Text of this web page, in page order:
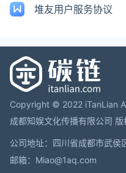
堆友用户服务协议
Copyright © 2022 iTanLian
成都知娱文化传播有限公司 版
公司地址：四川省成都市武侯
邮箱：Miao@1aq.com